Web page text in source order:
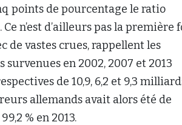
points de pourcentage le ratio
n’est d’ailleurs pas la première
de vastes crues, rappellent les
en 2002, 2007 et 2013
de 10,9, 6,2 et 9,3
allemands avait alors été de
% en 2013.